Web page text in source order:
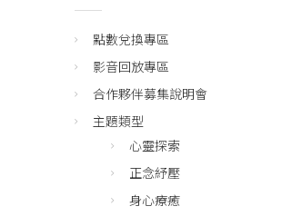
點數兌換專區
影音回放專區
合作夥伴募集說明會
主題類型
心靈探索
正念紓壓
身心療癒